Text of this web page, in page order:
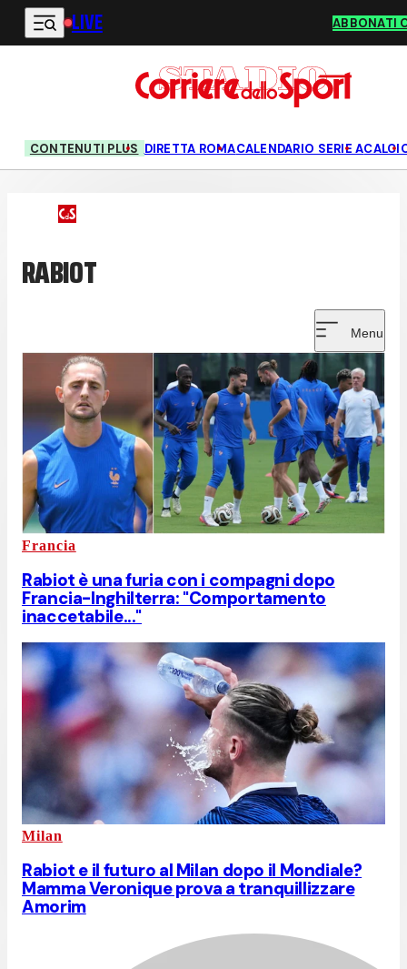
Vai al contenuto principale
LIVE ABBONATI
CONTENUTI PLUS DIRETTA ROMACALENDARIO SERIE A
RABIOT
Menu
Francia
Rabiot è una furia con i compagni dopo
Francia-Inghilterra: "Comportamento
inaccetabile..."
Milan
Rabiot e il futuro al Milan dopo il Mondiale?
Mamma Veronique prova a tranquillizzare
Amorim